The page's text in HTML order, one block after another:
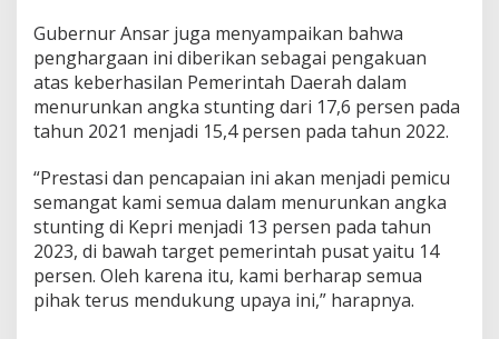
Gubernur Ansar juga menyampaikan bahwa
penghargaan ini diberikan sebagai pengakuan
atas keberhasilan Pemerintah Daerah dalam
menurunkan angka stunting dari 17,6 persen pada
tahun 2021 menjadi 15,4 persen pada tahun 2022.
“Prestasi dan pencapaian ini akan menjadi pemicu
semangat kami semua dalam menurunkan angka
stunting di Kepri menjadi 13 persen pada tahun
2023, di bawah target pemerintah pusat yaitu 14
persen. Oleh karena itu, kami berharap semua
pihak terus mendukung upaya ini,” harapnya.